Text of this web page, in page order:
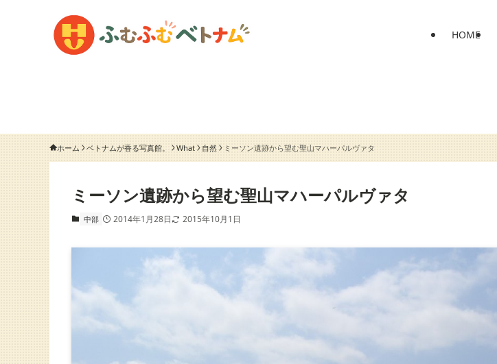
HOME
ホーム ベトナムが香る写真館。 What 自然 ミーソン遺跡から望む聖山マハーパルヴァタ
ミーソン遺跡から望む聖山マハーパルヴァタ
中部 2014年1月28日 2015年10月1日